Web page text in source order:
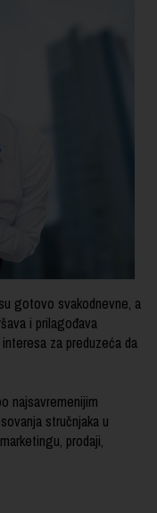
gotovo svakodnevne, a
i prilagođava
za preduzeća da
najsavremenijim
stručnjaka u
prodaji,